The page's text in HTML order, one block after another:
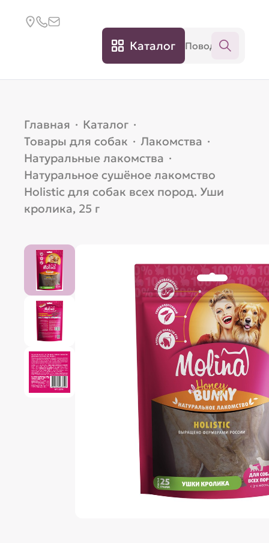
Каталог
Главная · Каталог ·
Товары для собак · Лакомства ·
Натуральные лакомства ·
Натуральное сушёное лакомство
Holistic для собак всех пород. Уши
кролика, 25 г